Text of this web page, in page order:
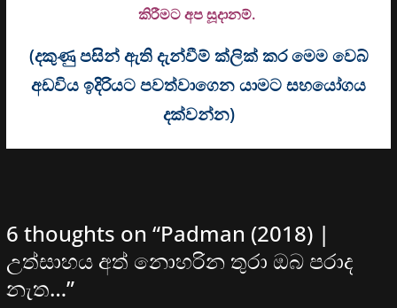
කිරීමට අප සූදානම්.
(දකුණු පසින් ඇති දැන්වීම් ක්ලික් කර මෙම වෙබ්
අඩවිය ඉදිරියට පවත්වාගෙන යාමට සහයෝගය
දක්වන්න)
6 thoughts on “Padman (2018) |
උත්සාහය අත් නොහරින තුරා ඔබ පරාද
නැත…”